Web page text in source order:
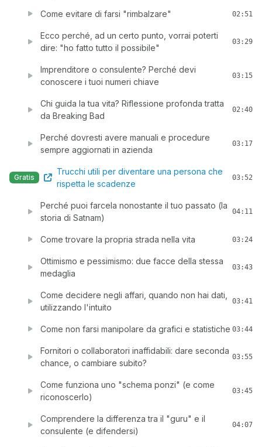
Come evitare di farsi "rimbalzare" 02:51
Ecco perché, ad un certo punto, vorrai poterti
dire: "ho fatto tutto il possibile"
03:29
Imprenditore o consulente? Perché devi
conoscere i tuoi numeri chiave
03:15
Chi guida la tua vita? Riflessione profonda tratta
da Breaking Bad
02:40
Perché dovresti avere manuali e procedure
sempre aggiornati in azienda
03:17
Gratis
Trucchi utili per diventare una persona che
rispetta le scadenze
03:52
Perché puoi farcela nonostante il tuo passato (la
storia di Satnam)
04:11
Come trovare la propria strada nella vita 03:24
Ottimismo e pessimismo: due facce della stessa
medaglia
03:43
Come decidere negli affari, quando non hai dati,
utilizzando l'intuito
03:41
Come non farsi manipolare da grafici e statistiche 03:44
Fornitori o collaboratori inaffidabili: dare seconda
chance, o cambiare subito?
03:55
Come funziona uno "schema ponzi" (e come
riconoscerlo)
03:45
Comprendere la differenza tra il "guru" e il
consulente (e difendersi)
04:07